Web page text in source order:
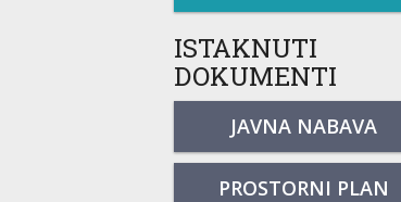
ISTAKNUTI
DOKUMENTI
JAVNA NABAVA
PROSTORNI PLAN